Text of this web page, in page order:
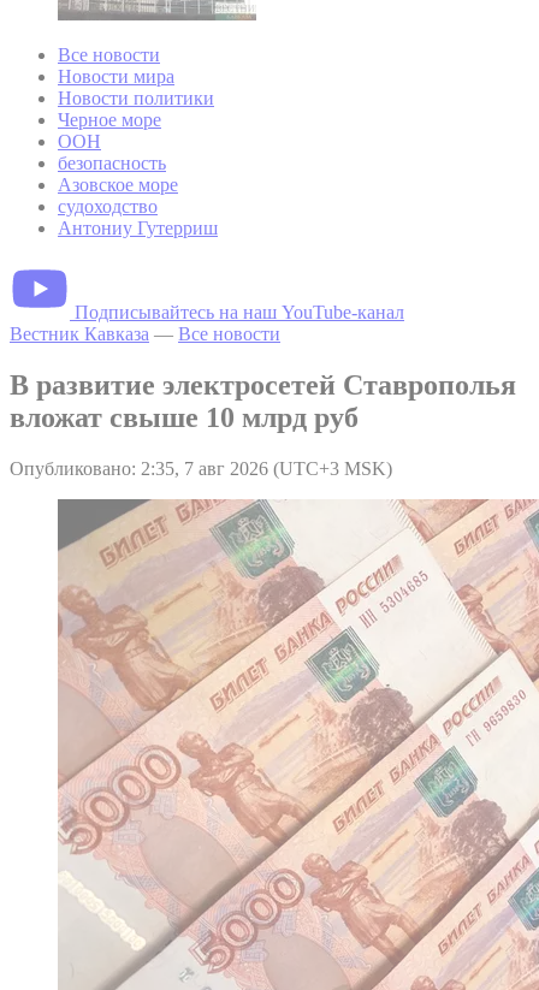
Все новости
Новости мира
Новости политики
Черное море
ООН
безопасность
Азовское море
судоходство
Антониу Гутерриш
Подписывайтесь на наш YouTube-канал
Вестник Кавказа — Все новости
В развитие электросетей Ставрополья
вложат свыше 10 млрд руб
Опубликовано: 2:35, 7 авг 2026 (UTC+3 MSK)